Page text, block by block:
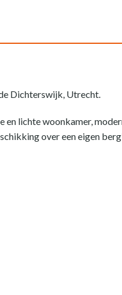
Dichterswijk, Utrecht.
lichte woonkamer,
over een eigen